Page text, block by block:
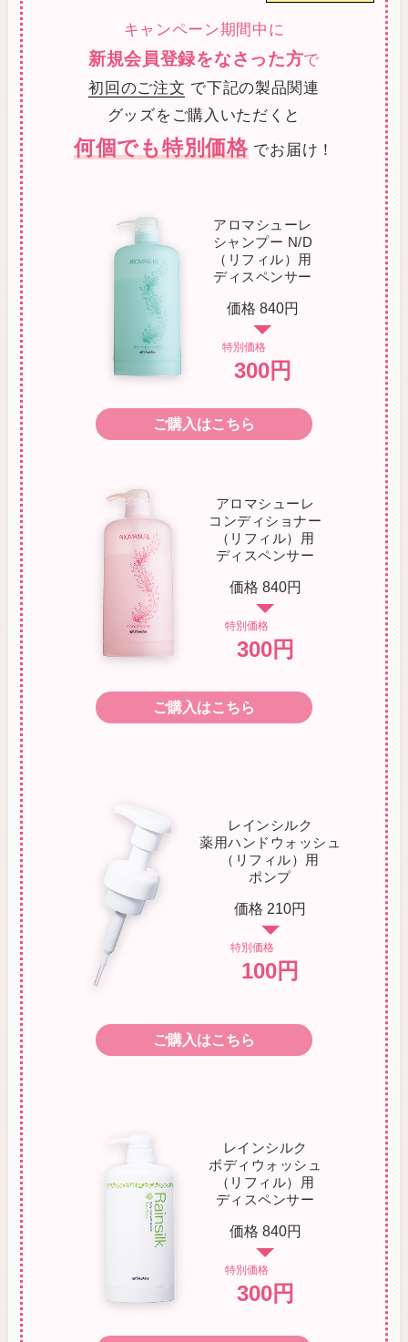
キャンペーン期間中に
新規会員登録をなさった方で
初回のご注文 で下記の製品関連
グッズをご購入いただくと
何個でも特別価格 でお届け！
アロマシューレ
シャンプー N/D
（リフィル）用
ディスペンサー
価格 840円
特別価格
300円
ご購入はこちら
アロマシューレ
コンディショナー
（リフィル）用
ディスペンサー
価格 840円
特別価格
300円
ご購入はこちら
レインシルク
薬用ハンドウォッシュ
（リフィル）用
ポンプ
価格 210円
特別価格
100円
ご購入はこちら
レインシルク
ボディウォッシュ
（リフィル）用
ディスペンサー
価格 840円
特別価格
300円